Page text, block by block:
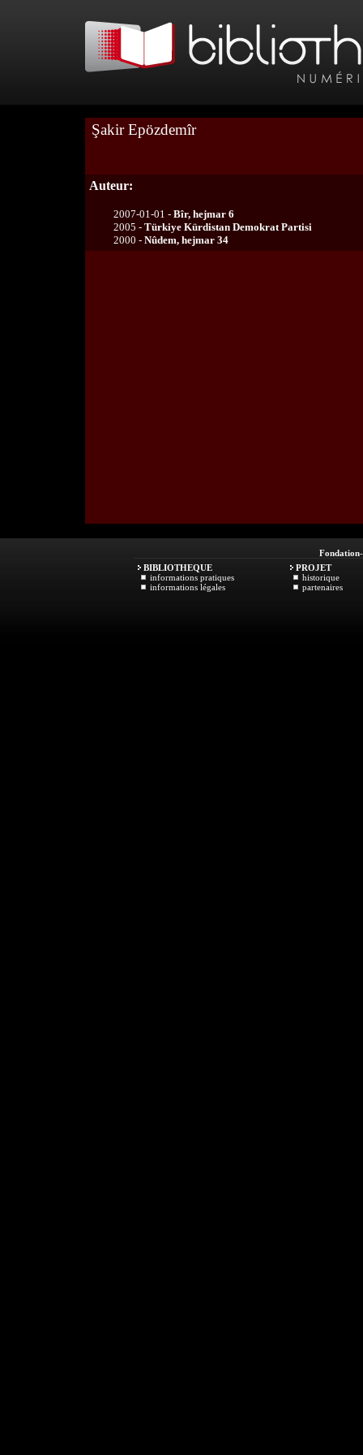
Şakir Epözdemîr
Auteur:
2007-01-01 - Bîr, hejmar 6
2005 - Türkiye Kürdistan Demokrat Partisi
2000 - Nûdem, hejmar 34
Fondation
BIBLIOTHEQUE
informations pratiques
informations légales
PROJET
historique
partenaires